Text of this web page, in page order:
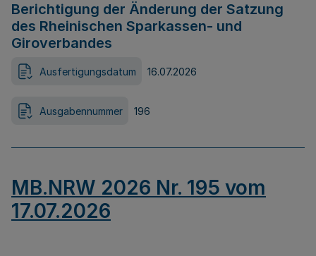
Berichtigung der Änderung der Satzung
des Rheinischen Sparkassen- und
Giroverbandes
Ausfertigungsdatum 16.07.2026
Ausgabennummer 196
MB.NRW 2026 Nr. 195 vom
17.07.2026